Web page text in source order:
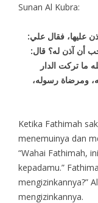
Sunan Al Kubra:
عليها، فقال علي:
أن آذن له؟ قال:
ما تركت الدار
ومرضاة رسوله،
Ketika Fathimah
menemuinya dan
“Wahai Fathimah,
kepadamu.”
mengizinkannya?”
mengizinkannya.